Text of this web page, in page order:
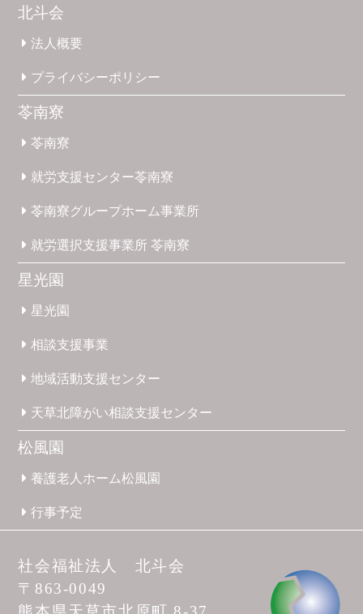
北斗会
法人概要
プライバシーポリシー
苓南寮
苓南寮
就労支援センター苓南寮
苓南寮グループホーム事業所
就労選択支援事業所苓南寮
星光園
星光園
相談支援事業
地域活動支援センター
天草北障がい相談支援センター
松風園
養護老人ホーム松風園
行事予定
社会福祉法人 北斗会
〒863-0049